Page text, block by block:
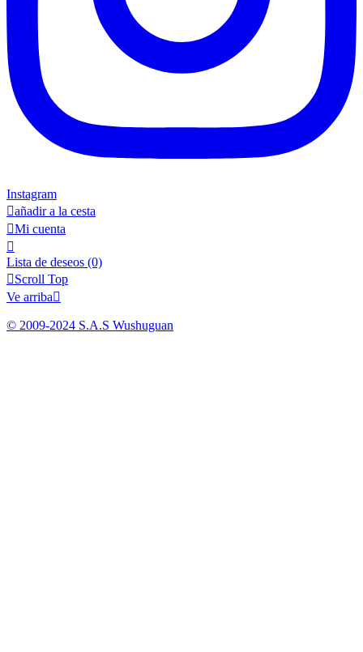
Instagram
añadir a la cesta
Mi cuenta

Lista de deseos (0)
Scroll Top
Ve arriba
© 2009-2024 S.A.S Wushuguan